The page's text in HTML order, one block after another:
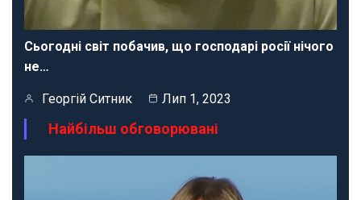
Сьогодні світ побачив, що господарі росії нічого
не…
Георгій Ситник Лип 1, 2023
Найбільш обговорювані